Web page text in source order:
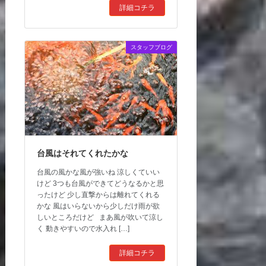
詳細コチラ
スタッフブログ
台風はそれてくれたかな
台風の風かな風が強いね 涼しくていい
けど 3つも台風ができてどうなるかと思
ったけど 少し直撃からは離れてくれる
かな 風はいらないから少しだけ雨が欲
しいところだけど まあ風が吹いて涼し
く 動きやすいので水入れ […]
詳細コチラ